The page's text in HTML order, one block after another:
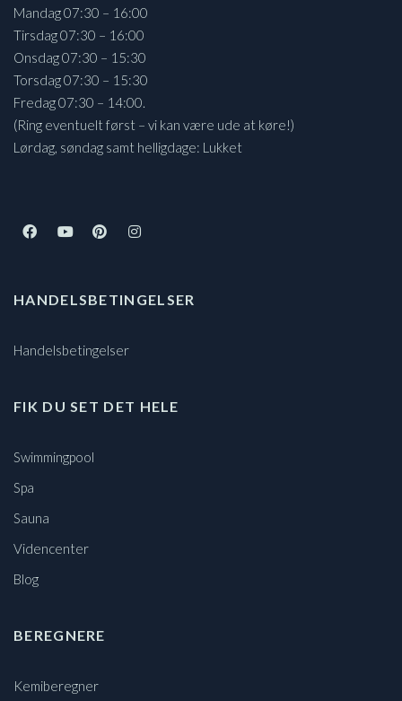
Mandag 07:30 – 16:00
Tirsdag 07:30 – 16:00
Onsdag 07:30 – 15:30
Torsdag 07:30 – 15:30
Fredag 07:30 – 14:00.
(Ring eventuelt først – vi kan være ude at køre!)
Lørdag, søndag samt helligdage: Lukket
HANDELSBETINGELSER
Handelsbetingelser
FIK DU SET DET HELE
Swimmingpool
Spa
Sauna
Videncenter
Blog
BEREGNERE
Kemiberegner